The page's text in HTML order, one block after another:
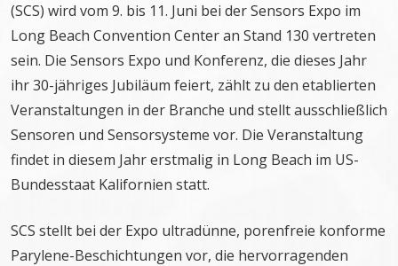
(SCS) wird vom 9. bis 11. Juni bei der Sensors Expo im
Long Beach Convention Center an Stand 130 vertreten
sein. Die Sensors Expo und Konferenz, die dieses Jahr
ihr 30-jähriges Jubiläum feiert, zählt zu den etablierten
Veranstaltungen in der Branche und stellt ausschließlich
Sensoren und Sensorsysteme vor. Die Veranstaltung
findet in diesem Jahr erstmalig in Long Beach im US-
Bundesstaat Kalifornien statt.
SCS stellt bei der Expo ultradünne, porenfreie konforme
Parylene-Beschichtungen vor, die hervorragenden